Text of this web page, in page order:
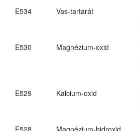
E534
Vas-tartarát
E530 Magnézium-oxid
E529 Kalcium-oxid
E528 Magnézium-hidroxid